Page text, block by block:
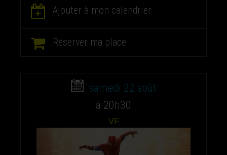
Ajouter à mon calendrier
Réserver ma place
samedi 22 août
à 20h30
VF